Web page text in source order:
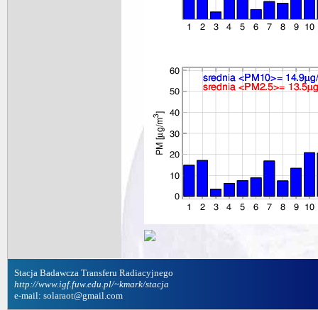
Stacja Badawcza Transferu Radiacyjnego
http://www.igf.fuw.edu.pl/~kmark/stacja
e-mail: solaraot@gmail.com